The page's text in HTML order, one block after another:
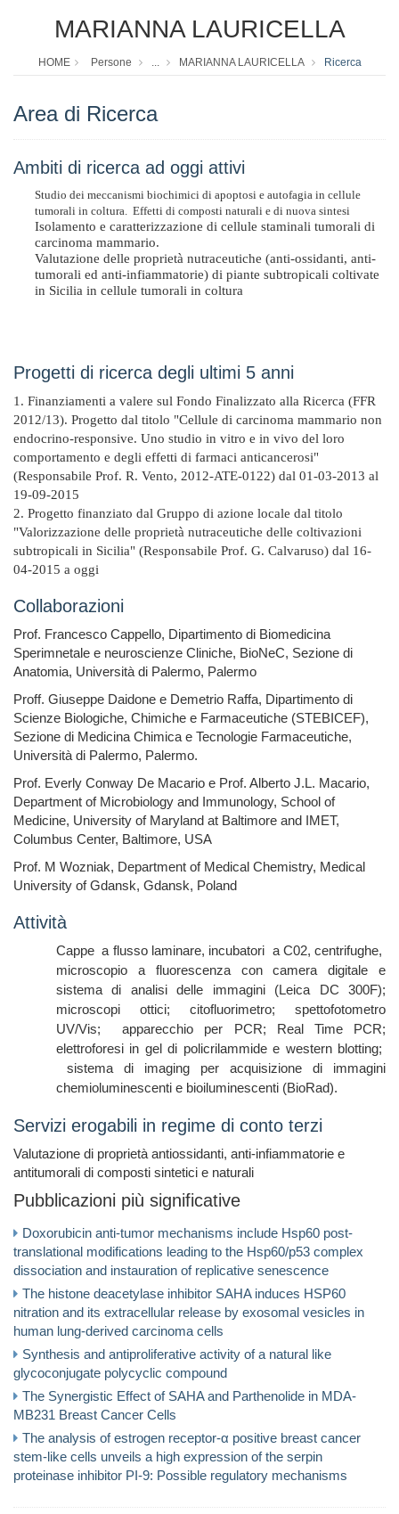
MARIANNA LAURICELLA
HOME Persone ... MARIANNA LAURICELLA Ricerca
Area di Ricerca
Ambiti di ricerca ad oggi attivi
Studio dei meccanismi biochimici di apoptosi e autofagia in cellule
tumorali in coltura. Effetti di composti naturali e di nuova sintesi
Isolamento e caratterizzazione di cellule staminali tumorali di
carcinoma mammario.
Valutazione delle proprietà nutraceutiche (anti-ossidanti, anti-
tumorali ed anti-infiammatorie) di piante subtropicali coltivate
in Sicilia in cellule tumorali in coltura
Progetti di ricerca degli ultimi 5 anni
1. Finanziamenti a valere sul Fondo Finalizzato alla Ricerca (FFR
2012/13). Progetto dal titolo "Cellule di carcinoma mammario non
endocrino-responsive. Uno studio in vitro e in vivo del loro
comportamento e degli effetti di farmaci anticancerosi"
(Responsabile Prof. R. Vento, 2012-ATE-0122) dal 01-03-2013 al
19-09-2015
2. Progetto finanziato dal Gruppo di azione locale dal titolo
"Valorizzazione delle proprietà nutraceutiche delle coltivazioni
subtropicali in Sicilia" (Responsabile Prof. G. Calvaruso) dal 16-
04-2015 a oggi
Collaborazioni
Prof. Francesco Cappello, Dipartimento di Biomedicina
Sperimnetale e neuroscienze Cliniche, BioNeC, Sezione di
Anatomia, Università di Palermo, Palermo
Proff. Giuseppe Daidone e Demetrio Raffa, Dipartimento di
Scienze Biologiche, Chimiche e Farmaceutiche (STEBICEF),
Sezione di Medicina Chimica e Tecnologie Farmaceutiche,
Università di Palermo, Palermo.
Prof. Everly Conway De Macario e Prof. Alberto J.L. Macario,
Department of Microbiology and Immunology, School of
Medicine, University of Maryland at Baltimore and IMET,
Columbus Center, Baltimore, USA
Prof. M Wozniak, Department of Medical Chemistry, Medical
University of Gdansk, Gdansk, Poland
Attività
Cappe a flusso laminare, incubatori a C02, centrifughe,
microscopio a fluorescenza con camera digitale e
sistema di analisi delle immagini (Leica DC 300F);
microscopi ottici; citofluorimetro; spettofotometro
UV/Vis; apparecchio per PCR; Real Time PCR;
elettroforesi in gel di policrilammide e western blotting;
sistema di imaging per acquisizione di immagini
chemioluminescenti e bioiluminescenti (BioRad).
Servizi erogabili in regime di conto terzi
Valutazione di proprietà antiossidanti, anti-infiammatorie e
antitumorali di composti sintetici e naturali
Pubblicazioni più significative
Doxorubicin anti-tumor mechanisms include Hsp60 post-
translational modifications leading to the Hsp60/p53 complex
dissociation and instauration of replicative senescence
The histone deacetylase inhibitor SAHA induces HSP60
nitration and its extracellular release by exosomal vesicles in
human lung-derived carcinoma cells
Synthesis and antiproliferative activity of a natural like
glycoconjugate polycyclic compound
The Synergistic Effect of SAHA and Parthenolide in MDA-
MB231 Breast Cancer Cells
The analysis of estrogen receptor-α positive breast cancer
stem-like cells unveils a high expression of the serpin
proteinase inhibitor PI-9: Possible regulatory mechanisms